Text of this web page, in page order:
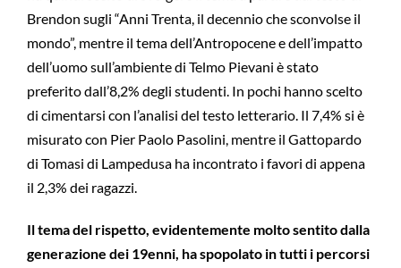
Brendon sugli “Anni Trenta, il decennio che sconvolse il
mondo”, mentre il tema dell’Antropocene e dell’impatto
dell’uomo sull’ambiente di Telmo Pievani è stato
preferito dall’8,2% degli studenti. In pochi hanno scelto
di cimentarsi con l’analisi del testo letterario. Il 7,4% si è
misurato con Pier Paolo Pasolini, mentre il Gattopardo
di Tomasi di Lampedusa ha incontrato i favori di appena
il 2,3% dei ragazzi.
Il tema del rispetto, evidentemente molto sentito dalla
generazione dei 19enni, ha spopolato in tutti i percorsi